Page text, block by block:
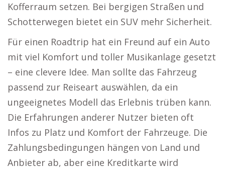
Kofferraum setzen. Bei bergigen Straßen und
Schotterwegen bietet ein SUV mehr Sicherheit.
Für einen Roadtrip hat ein Freund auf ein Auto
mit viel Komfort und toller Musikanlage gesetzt
– eine clevere Idee. Man sollte das Fahrzeug
passend zur Reiseart auswählen, da ein
ungeeignetes Modell das Erlebnis trüben kann.
Die Erfahrungen anderer Nutzer bieten oft
Infos zu Platz und Komfort der Fahrzeuge. Die
Zahlungsbedingungen hängen von Land und
Anbieter ab, aber eine Kreditkarte wird